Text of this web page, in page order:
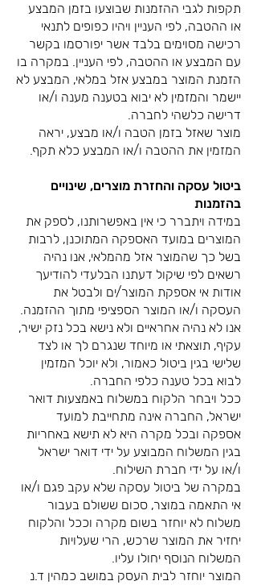
תקפות לגבי ההזמנות שבוצעו בזמן המבצע
או ההטבה, לפי העניין ויהיו כפופים לתנאי
רכישה מסוימים בלבד אשר יפורסמו בקשר
עם המבצע או ההטבה, לפי העניין. במקרה בו
הזמנת המוצר במבצע אזל במלאי, המבצע לא
יישמר והמזמין לא יבוא בטענה מענה ו/או
דרישה כלשהי לחברה.
מוצר שאזל בזמן הטבה ו/או מבצע, יראה
המזמין את ההטבה ו/או המבצע כלא תקף.
ביטול עסקה והחזרת מוצרים, שינויים
בהזמנות
במידה ויתברר כי אין באפשרותנו, לספק את
המוצרים במועד האספקה המתוכנן, לרבות
בשל כך שהמוצר אזל מהמלאי, אנו נהיה
רשאים לפי שיקול דעתנו הבלעדי להודיעך
אודות אי אספקת המוצר/ים ולבטל את
העסקה ו/או המוצר הספציפי מתוך ההזמנה.
אנו לא נהיה אחראיים ולא נישא בכל נזק ישיר,
עקיף, תוצאתי או מיוחד שנגרם לך או לצד
שלישי בגין ביטול כאמור, ולא יוכל המזמין
לבוא בכל טענה כלפי החברה.
ככל ויבחר הלקוח במשלוח באמצעות דואר
ישראל, החברה אינה מתחייבת למועד
אספקה ובכל מקרה היא לא תישא באחריות
בגין המשלוח המבוצע על ידי דואר ישראל
ו/או על ידי חברת השילוח.
במקרה של ביטול עסקה שלא עקב פגם ו/או
אי התאמה במוצר, סכום ששולם בעבור
משלוח לא יוחזר בשום מקרה וככל והלקוח
יחזיר את המוצר שרכש, הרי שעלויות
המשלוח הנוסף יחולו עליו.
המוצר יוחזר לבית העסק במושב כמהין ד.נ